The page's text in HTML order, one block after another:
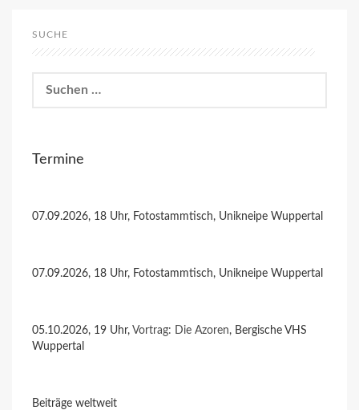
SUCHE
nach:
Termine
07.09.2026, 18 Uhr, Fotostammtisch, Unikneipe Wuppertal
07.09.2026, 18 Uhr, Fotostammtisch, Unikneipe Wuppertal
05.10.2026, 19 Uhr, Vortrag: Die Azoren, Bergische VHS
Wuppertal
Beiträge weltweit